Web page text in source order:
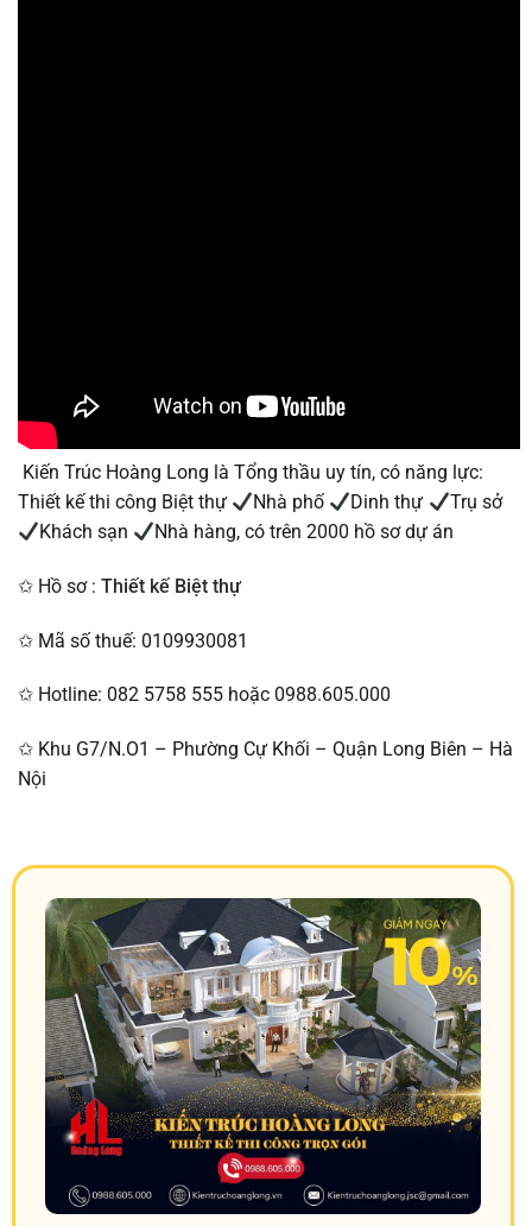
Kiến Trúc Hoàng Long là Tổng thầu uy tín, có năng lực:
Thiết kế thi công Biệt thự
Nhà phố Dinh thự
Trụ sở
Khách sạn
Nhà hàng, có trên 2000 hồ sơ dự án
✩ Hồ sơ : Thiết kế Biệt thự
✩ Mã số thuế: 0109930081
✩ Hotline: 082 5758 555 hoặc 0988.605.000
✩ Khu G7/N.O1 – Phường Cự Khối – Quận Long Biên – Hà
Nội